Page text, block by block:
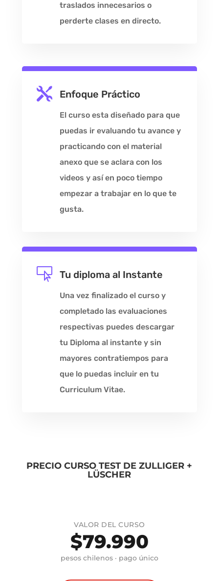
traslados innecesarios o
perderte clases en directo.
 Enfoque Práctico
El curso esta diseñado para que
puedas ir evaluando tu avance y
practicando con el material
anexo que se aclara con los
videos y así en poco tiempo
empezar a trabajar en lo que te
gusta.
 Tu diploma al Instante
Una vez finalizado el curso y
completado las evaluaciones
respectivas puedes descargar
tu Diploma al instante y sin
mayores contratiempos para
que lo puedas incluir en tu
Curriculum Vitae.
PRECIO CURSO TEST DE ZULLIGER +
LÜSCHER
VALOR DEL CURSO
$79.990
pesos chilenos · pago único